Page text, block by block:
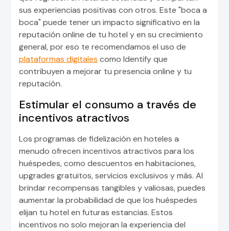
sus experiencias positivas con otros. Este "boca a
boca" puede tener un impacto significativo en la
reputación online de tu hotel y en su crecimiento
general, por eso te recomendamos el uso de
plataformas digitales como Identify que
contribuyen a mejorar tu presencia online y tu
reputación.
Estimular el consumo a través de
incentivos atractivos
Los programas de fidelización en hoteles a
menudo ofrecen incentivos atractivos para los
huéspedes, como descuentos en habitaciones,
upgrades gratuitos, servicios exclusivos y más. Al
brindar recompensas tangibles y valiosas, puedes
aumentar la probabilidad de que los huéspedes
elijan tu hotel en futuras estancias. Estos
incentivos no solo mejoran la experiencia del